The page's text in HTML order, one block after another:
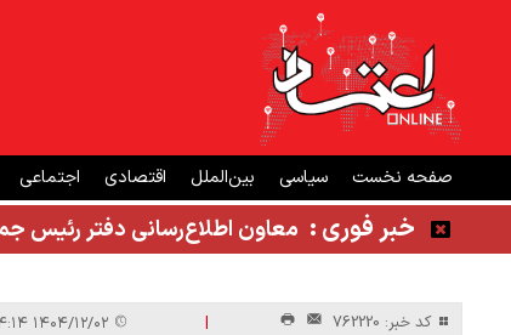
صفحه نخست سیاسی بین‌الملل اقتصادی اجتماعی
خبر فوری : معاون اطلاع‌رسانی دفتر رئیس
کد خبر: 762220 |